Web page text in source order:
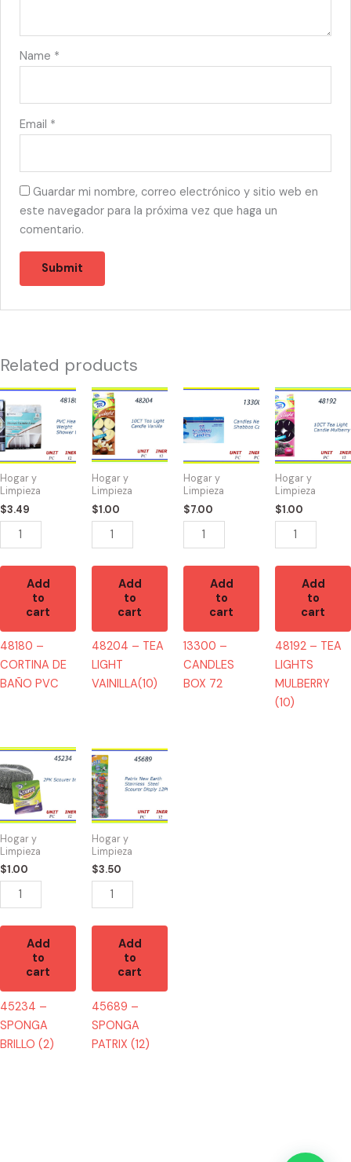
Name *
Email *
Guardar mi nombre, correo electrónico y sitio web en
este navegador para la próxima vez que haga un
comentario.
Related products
Hogar y
Limpieza
$3.49
48180
-
CORTINA
DE
BAÑO
PVC
quantity
Add
to
cart
48180 –
CORTINA DE
BAÑO PVC
Hogar y
Limpieza
$1.00
48204
-
TEA
LIGHT
VAINILLA(10)
quantity
Add
to
cart
48204 – TEA
LIGHT
VAINILLA(10)
Hogar y
Limpieza
$7.00
13300
-
CANDLES
72
quantity
Add
to
cart
13300 –
CANDLES
BOX 72
Hogar y
Limpieza
$1.00
48192
-
TEA
LIGHTS
MULBERRY
(10)
quantity
Add
to
cart
48192 – TEA
LIGHTS
MULBERRY
(10)
Hogar y
Limpieza
$1.00
45234
-
SPONGA
BRILLO
(2)
quantity
Add
to
cart
45234 –
SPONGA
BRILLO (2)
Hogar y
Limpieza
$3.50
45689
-
SPONGA
PATRIX
(12)
quantity
Add
to
cart
45689 –
SPONGA
PATRIX (12)